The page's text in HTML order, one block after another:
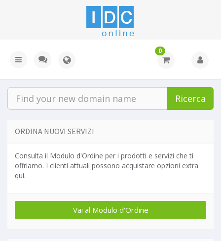
0
Ricerca
ORDINA NUOVI SERVIZI
Consulta il Modulo d'Ordine per i prodotti e servizi che ti
offriamo. I clienti attuali possono acquistare opzioni extra
qui.